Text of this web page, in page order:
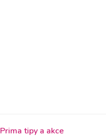
Prima tipy a akce